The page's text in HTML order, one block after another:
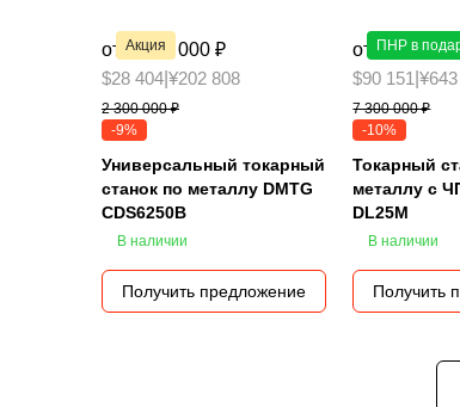
Акция
от 2 090 000 ₽
$28 404 ¥202 808
2 300 000 ₽
-9%
Универсальный токарный
станок по металлу DMTG
CDS6250B
В наличии
Получить предложение
ПНР в
от 6 590
$90 151 |
7 300 000 ₽
-10%
Токарный
металлу с
DL25M
В наличии
Получить